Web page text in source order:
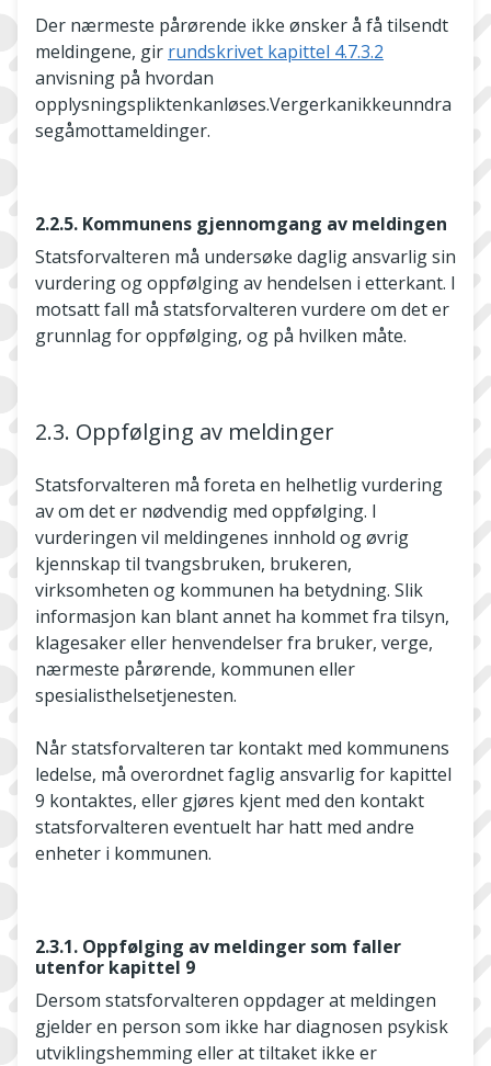
Der nærmeste pårørende ikke ønsker å få tilsendt
meldingene, gir rundskrivet kapittel 4.7.3.2
anvisning på hvordan
opplysningspliktenkanløses.Vergerkanikkeunndra
segåmottameldinger.
2.2.5. Kommunens gjennomgang av meldingen
Statsforvalteren må undersøke daglig ansvarlig sin
vurdering og oppfølging av hendelsen i etterkant. I
motsatt fall må statsforvalteren vurdere om det er
grunnlag for oppfølging, og på hvilken måte.
2.3. Oppfølging av meldinger
Statsforvalteren må foreta en helhetlig vurdering
av om det er nødvendig med oppfølging. I
vurderingen vil meldingenes innhold og øvrig
kjennskap til tvangsbruken, brukeren,
virksomheten og kommunen ha betydning. Slik
informasjon kan blant annet ha kommet fra tilsyn,
klagesaker eller henvendelser fra bruker, verge,
nærmeste pårørende, kommunen eller
spesialisthelsetjenesten.
Når statsforvalteren tar kontakt med kommunens
ledelse, må overordnet faglig ansvarlig for kapittel
9 kontaktes, eller gjøres kjent med den kontakt
statsforvalteren eventuelt har hatt med andre
enheter i kommunen.
2.3.1. Oppfølging av meldinger som faller
utenfor kapittel 9
Dersom statsforvalteren oppdager at meldingen
gjelder en person som ikke har diagnosen psykisk
utviklingshemming eller at tiltaket ikke er